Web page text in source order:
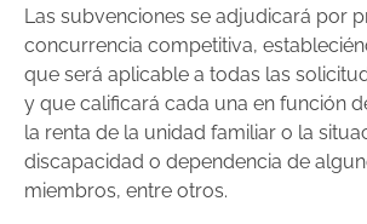
Las subvenciones se adjudicará por
concurrencia competitiva,
que será aplicable a todas las
y que calificará cada una en función
la renta de la unidad familiar o la
discapacidad o dependencia de
miembros, entre otros.